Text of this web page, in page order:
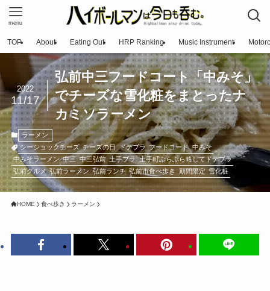
menu
TOP About Eating Out HRP Ranking Music Instrument
弘前中三フードコート「中みそ」
でチーズな雪化粧をまとったナ
カミソラーメン
2022
11/17
ラーメン
シーショックチーズ チーズの日 ドデブラ フードコート 中みそ
中みそラーメン 中三 中三弘前 土手ブラ 土手町ぶらぶら略してドデブラ
弘前グルメ 弘前ラーメン 弘前ランチ 弘前市食べ歩き 期間限定 雪化粧
HOME 食べ歩き ラーメン